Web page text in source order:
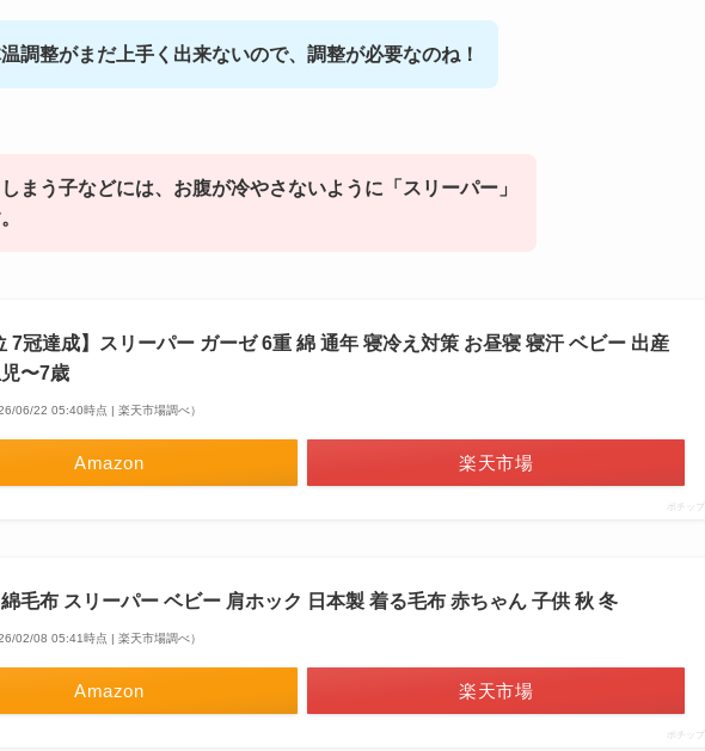
調整がまだ上手く出来ないので、調整が必要なのね！
まう子などには、お腹が冷やさないように「スリーパー」
7冠達成】スリーパー ガーゼ 6重 綿 通年 寝冷え対策 お昼寝 寝汗 ベビー 出産
〜7歳
06/22 05:40時点 | 楽天市場調べ）
Amazon 楽天市場
ポチップ
毛布 スリーパー ベビー 肩ホック 日本製 着る毛布 赤ちゃん 子供 秋 冬
02/08 05:41時点 | 楽天市場調べ）
Amazon 楽天市場
ポチップ